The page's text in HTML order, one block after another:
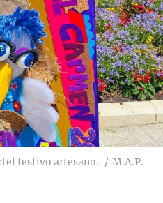
festivo artesano. M.A.P.